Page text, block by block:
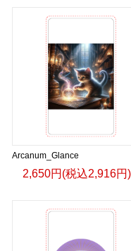
Arcanum_Glance
2,650円(税込2,916円)